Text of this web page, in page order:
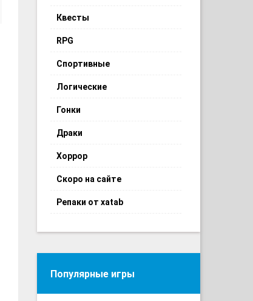
Квесты
RPG
Спортивные
Логические
Гонки
Драки
Хоррор
Скоро на сайте
Репаки от xatab
Популярные игры